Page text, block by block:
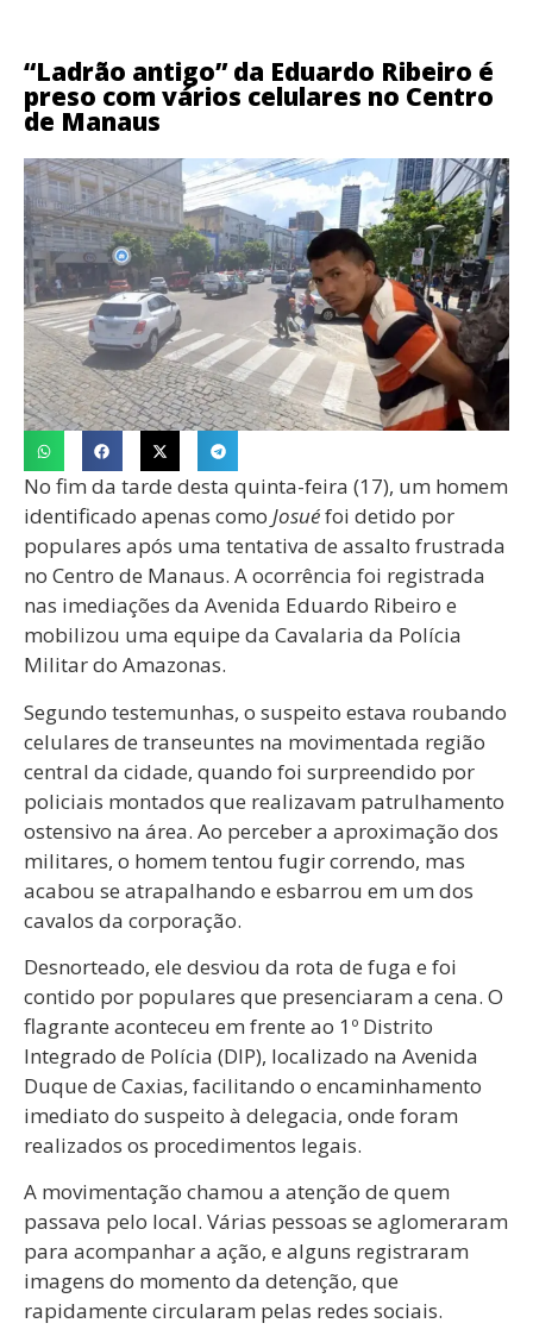
“Ladrão antigo” da Eduardo Ribeiro é
preso com vários celulares no Centro
de Manaus
No fim da tarde desta quinta-feira (17), um homem
identificado apenas como Josuéfoi detido por
populares após uma tentativa de assalto frustrada
no Centro de Manaus. A ocorrência foi registrada
nas imediações da Avenida Eduardo Ribeiro e
mobilizou uma equipe da Cavalaria da Polícia
Militar do Amazonas.
Segundo testemunhas, o suspeito estava roubando
celulares de transeuntes na movimentada região
central da cidade, quando foi surpreendido por
policiais montados que realizavam patrulhamento
ostensivo na área. Ao perceber a aproximação dos
militares, o homem tentou fugir correndo, mas
acabou se atrapalhando e esbarrou em um dos
cavalos da corporação.
Desnorteado, ele desviou da rota de fuga e foi
contido por populares que presenciaram a cena. O
flagrante aconteceu em frente ao 1º Distrito
Integrado de Polícia (DIP), localizado na Avenida
Duque de Caxias, facilitando o encaminhamento
imediato do suspeito à delegacia, onde foram
realizados os procedimentos legais.
A movimentação chamou a atenção de quem
passava pelo local. Várias pessoas se aglomeraram
para acompanhar a ação, e alguns registraram
imagens do momento da detenção, que
rapidamente circularam pelas redes sociais.